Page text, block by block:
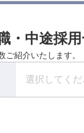
・中途採
紹介いたします。
選択してく